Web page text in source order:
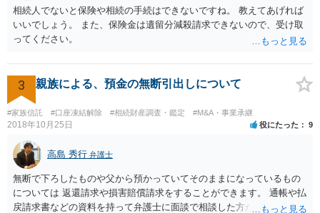
目に弁護士を入れられることを御検討頂くと良いかと思います。
相続人でないと保険や相続の手続はできないですね。 教えてあげれば
いいでしょう。 また、保険金は遺留分減殺請求できないので、受け取
ってください。
3 親族による、預金の無断引出しについて
#家族信託 #口座凍結解除 #相続財産調査・鑑定 #M&A・事業承継
2018年10月25日 役にたった 9
高島 秀行 弁護士
無断で下ろしたものや父から預かっていてそのままになっているもの
については 返還請求や損害賠償請求をすることができます。 通帳や払
戻請求書などの資料を持って弁護士に面談で相談した方がよいと思い